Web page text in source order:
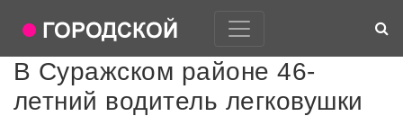
В Суражском районе 46-
летний водитель легковушки